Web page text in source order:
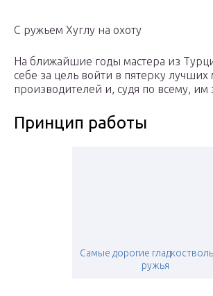
С ружьем Хуглу на охоту
На ближайшие годы мастера из
себе за цель войти в пятерку
производителей и, судя по всему, им
Принцип работы
Самые дорогие
ружья